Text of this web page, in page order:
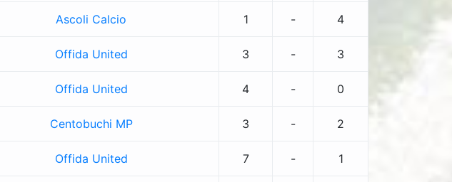
Ascoli Calcio 1 - 4
Offida United 3 - 3
Offida United 4 - 0
Centobuchi MP 3 - 2
Offida United 7 - 1